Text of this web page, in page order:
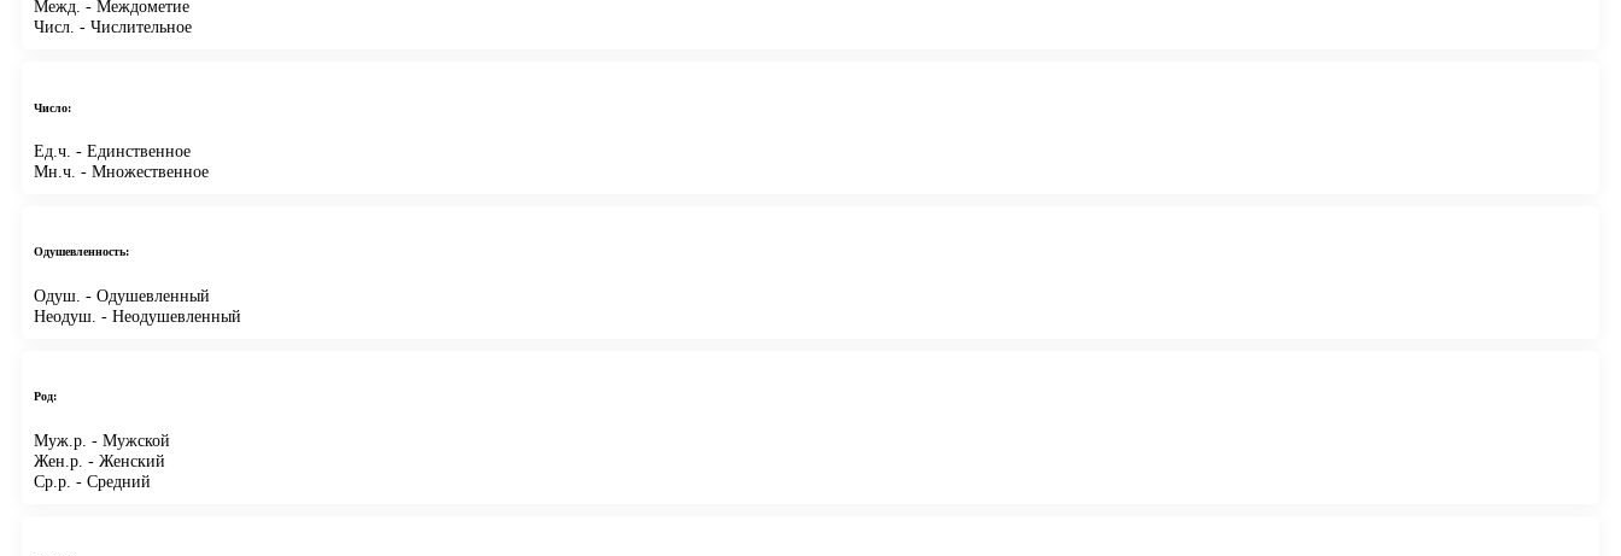
Межд. - Междометие
Числ. - Числительное
Число:
Ед.ч. - Единственное
Мн.ч. - Множественное
Одушевленность:
Одуш. - Одушевленный
Неодуш. - Неодушевленный
Род:
Муж.р. - Мужской
Жен.р. - Женский
Ср.р. - Средний